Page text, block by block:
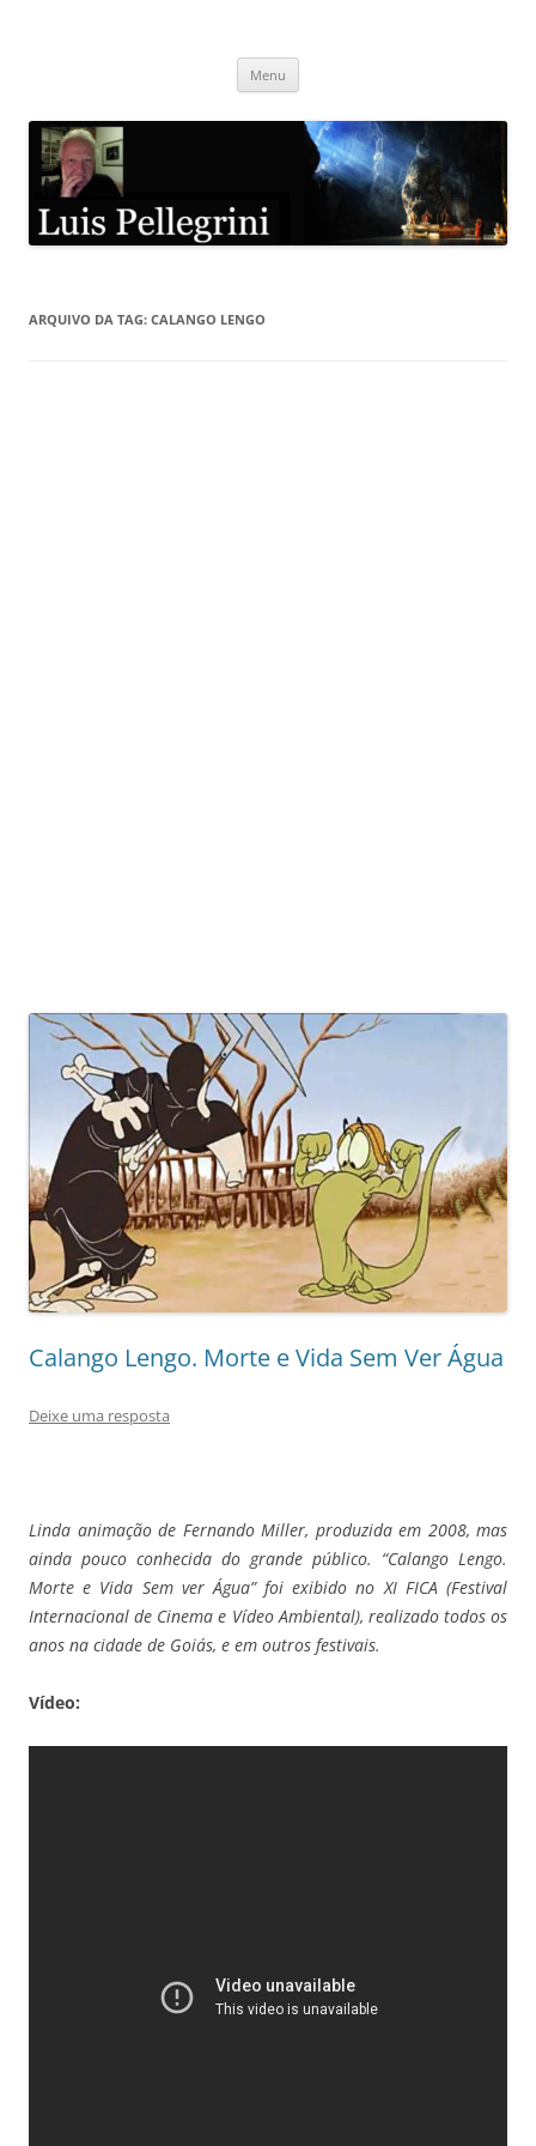
Menu
ARQUIVO DA TAG: CALANGO LENGO
Calango Lengo. Morte e Vida Sem Ver Água
Deixe uma resposta
Linda animação de Fernando Miller, produzida em 2008, mas
ainda pouco conhecida do grande público. “Calango Lengo.
Morte e Vida Sem ver Água” foi exibido no XI FICA (Festival
Internacional de Cinema e Vídeo Ambiental), realizado todos os
anos na cidade de Goiás, e em outros festivais.
Vídeo: